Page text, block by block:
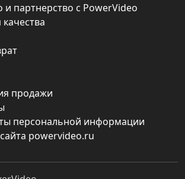
и партнерство с PowerVideo
продажи
персональной информации
powervideo.ru